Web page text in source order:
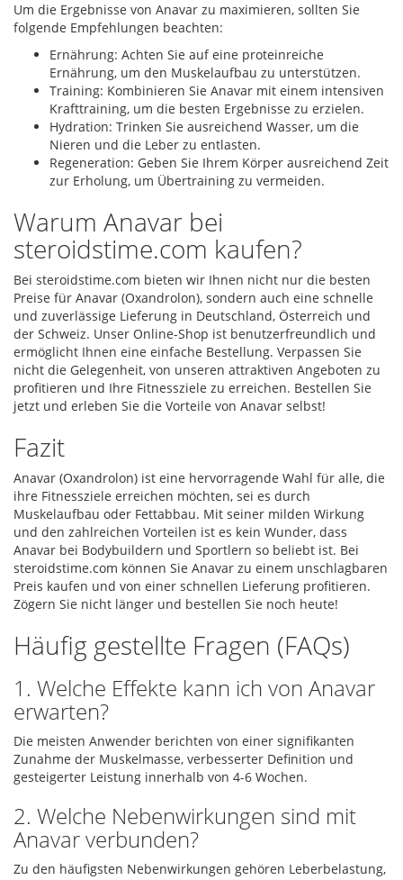
Um die Ergebnisse von Anavar zu maximieren, sollten Sie
folgende Empfehlungen beachten:
Ernährung: Achten Sie auf eine proteinreiche
Ernährung, um den Muskelaufbau zu unterstützen.
Training: Kombinieren Sie Anavar mit einem intensiven
Krafttraining, um die besten Ergebnisse zu erzielen.
Hydration: Trinken Sie ausreichend Wasser, um die
Nieren und die Leber zu entlasten.
Regeneration: Geben Sie Ihrem Körper ausreichend Zeit
zur Erholung, um Übertraining zu vermeiden.
Warum Anavar bei
steroidstime.com kaufen?
Bei steroidstime.com bieten wir Ihnen nicht nur die besten
Preise für Anavar (Oxandrolon), sondern auch eine schnelle
und zuverlässige Lieferung in Deutschland, Österreich und
der Schweiz. Unser Online-Shop ist benutzerfreundlich und
ermöglicht Ihnen eine einfache Bestellung. Verpassen Sie
nicht die Gelegenheit, von unseren attraktiven Angeboten zu
profitieren und Ihre Fitnessziele zu erreichen. Bestellen Sie
jetzt und erleben Sie die Vorteile von Anavar selbst!
Fazit
Anavar (Oxandrolon) ist eine hervorragende Wahl für alle, die
ihre Fitnessziele erreichen möchten, sei es durch
Muskelaufbau oder Fettabbau. Mit seiner milden Wirkung
und den zahlreichen Vorteilen ist es kein Wunder, dass
Anavar bei Bodybuildern und Sportlern so beliebt ist. Bei
steroidstime.com können Sie Anavar zu einem unschlagbaren
Preis kaufen und von einer schnellen Lieferung profitieren.
Zögern Sie nicht länger und bestellen Sie noch heute!
Häufig gestellte Fragen (FAQs)
1. Welche Effekte kann ich von Anavar
erwarten?
Die meisten Anwender berichten von einer signifikanten
Zunahme der Muskelmasse, verbesserter Definition und
gesteigerter Leistung innerhalb von 4-6 Wochen.
2. Welche Nebenwirkungen sind mit
Anavar verbunden?
Zu den häufigsten Nebenwirkungen gehören Leberbelastung,